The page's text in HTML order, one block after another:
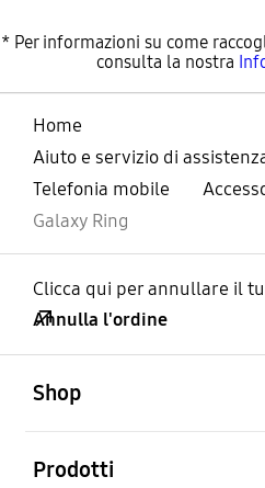
* Per informazioni su come
consulta la nostra
Home
Aiuto e servizio di
Telefonia mobile
Galaxy Ring
Clicca qui per annullare il
Annulla l'ordine
Shop
Prodotti